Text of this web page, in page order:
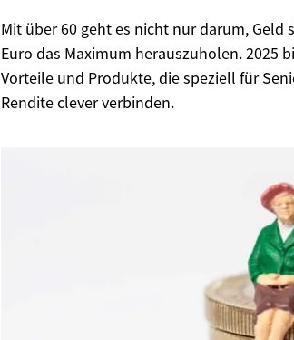
Mit über 60 geht es nicht nur darum,
Euro das Maximum herauszuholen. 2025
Vorteile und Produkte, die speziell für
Rendite clever verbinden.